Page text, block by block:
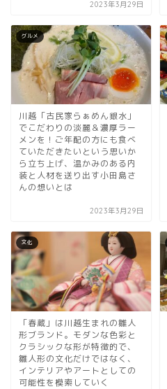
2023年3月29日
グルメ
川越「古民家らぁめん銀水」
でこだわりの淡麗＆濃厚ラー
メンを！ご年配の方にも食べ
ていただきたいという思いか
ら立ち上げ、温かみのある内
装と人材を送り出す小田島さ
んの想いとは
2023年3月29日
文化
「春蔵」は川越生まれの雛人
形ブランド。モダンな色彩と
クラシックな形が特徴的で、
雛人形の文化だけではなく、
インテリアやアートとしての
可能性を模索していく